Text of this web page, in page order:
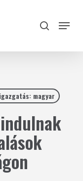
search
Menu
magyar
Close